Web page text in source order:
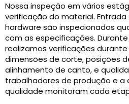
Nossa inspeção em vários
verificação do material. Entrada
hardware são inspecionados
com as especificações.
realizamos verificações
dimensões de corte, posições
alinhamento de canto, e
trabalhadores de produção e a
qualidade monitoram cada